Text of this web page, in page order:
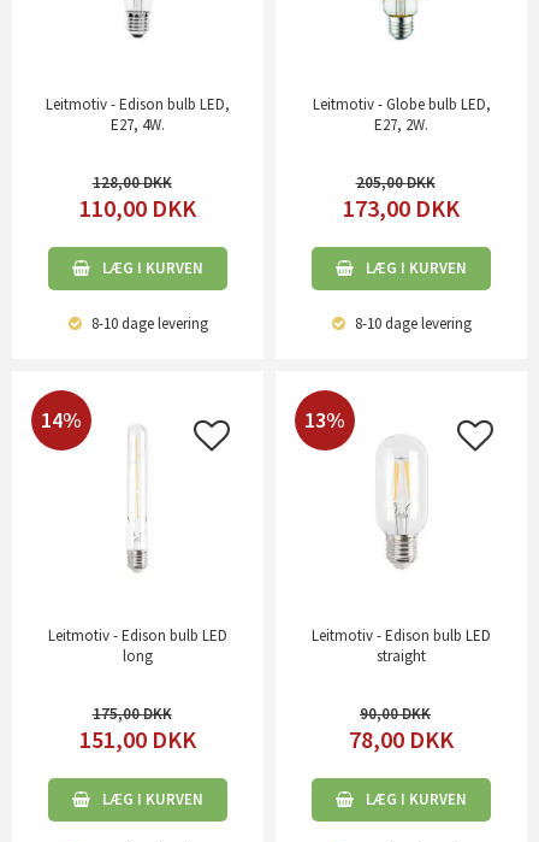
Leitmotiv - Edison bulb LED,
E27, 4W.
128,00
110,00 DKK
LÆG I KURVEN
8-10 dagelevering
Leitmotiv - Globe bulb LED,
E27, 2W.
205,00
173,00 DKK
LÆG I KURVEN
8-10 dagelevering
14%
Leitmotiv - Edison bulb LED
long
175,00
151,00 DKK
LÆG I KURVEN
13%
Leitmotiv - Edison bulb LED
straight
90,00
78,00 DKK
LÆG I KURVEN